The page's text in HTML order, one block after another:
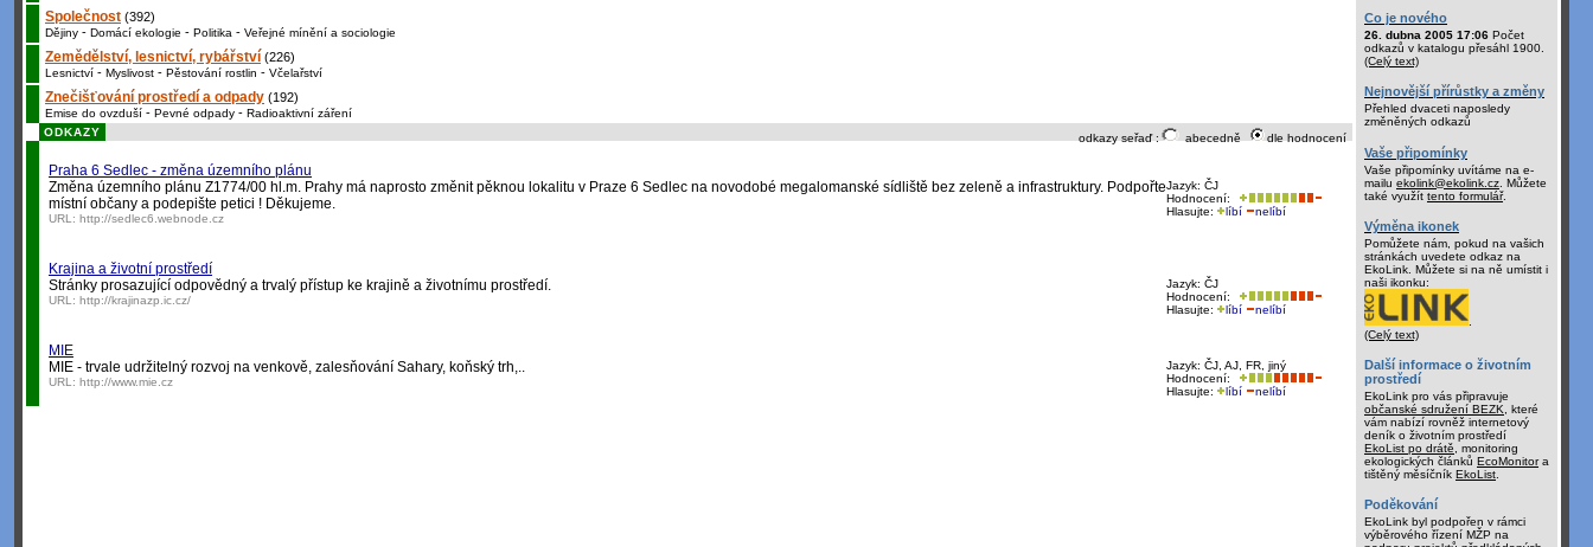
Společnost (392)
Dějiny - Domácí ekologie - Politika - Veřejné mínění a sociologie
Zemědělství, lesnictví, rybářství (226)
Lesnictví - Myslivost - Pěstování rostlin - Včelařství
Znečišťování prostředí a odpady (192)
Emise do ovzduší - Pevné odpady - Radioaktivní záření
odkazy seřaď : abecedně dle hodnocení
ODKAZY
Praha 6 Sedlec - změna územního plánu
Jazyk: ČJ
Hodnocení:
Hlasujte:
líbí nelíbí
Změna územního plánu Z1774/00 hl.m. Prahy má naprosto změnit pěknou lokalitu v Praze 6 Sedlec na novodobé megalomanské sídliště bez zeleně a infrastruktury. Podpořte
místní občany a podepište petici ! Děkujeme.
URL: http://sedlec6.webnode.cz
Krajina a životní prostředí
Jazyk: ČJ
Hodnocení:
Hlasujte:
líbí nelíbí
Stránky prosazující odpovědný a trvalý přístup ke krajině a životnímu prostředí.
URL: http://krajinazp.ic.cz/
MIE
Jazyk: ČJ, AJ, FR, jiný
Hodnocení:
Hlasujte:
líbí nelíbí
MIE - trvale udržitelný rozvoj na venkově, zalesňování Sahary, koňský trh,..
URL: http://www.mie.cz
Co je nového
26. dubna 2005 17:06 Počet
odkazů v katalogu přesáhl 1900.
(Celý text)
Nejnovější přírůstky a změny
Přehled dvaceti naposledy
změněných odkazů
Vaše připomínky
Vaše připomínky uvítáme na e-
mailu ekolink@ekolink.cz . Můžete
také využít tento formulář.
Výměna ikonek
Pomůžete nám, pokud na vašich
stránkách uvedete odkaz na
EkoLink. Můžete si na ně umístit i
naši ikonku:
(Celý text)
Další informace o životním
prostředí
EkoLink pro vás připravuje
občanské sdružení BEZK , které
vám nabízí rovněž internetový
deník o životním prostředí
EkoList po drátě , monitoring
ekologických článků EcoMonitora
tištěný měsíčník EkoList
Poděkování
EkoLink byl podpořen v rámci
výběrového řízení MŽP na